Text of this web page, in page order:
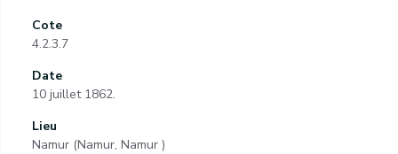
Cote
4.2.3.7
Date
10 juillet 1862.
Lieu
Namur (Namur, Namur )